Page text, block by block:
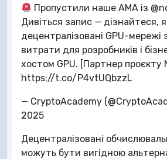
Пропустили наше AMA із
Дивіться запис — дізнайтеся,
децентралізовані GPU-
витрати для розробників і
хостом GPU. [Партнер проєкту
https://t.co/P4vtUQbzzL
— CryptoAcademy
2025
Децентралізовані
можуть бути вигідною